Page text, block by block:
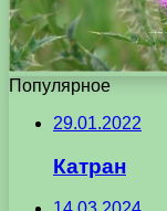
Популярное
29.01.2022
Катран